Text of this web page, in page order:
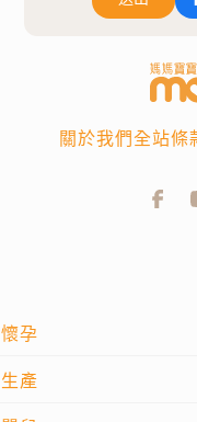
懷孕
生產
關於我們全站條